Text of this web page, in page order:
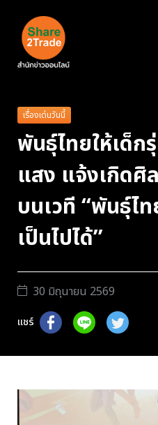
เรื่องเด่นวันนี้
พันธุ์ไทยให้เด็ก
แสง แจ้งเกิดศิ
บนเวที “พันธุ์ไท
เป็นไปได้”
30 มิถุนายน 2569
แชร์